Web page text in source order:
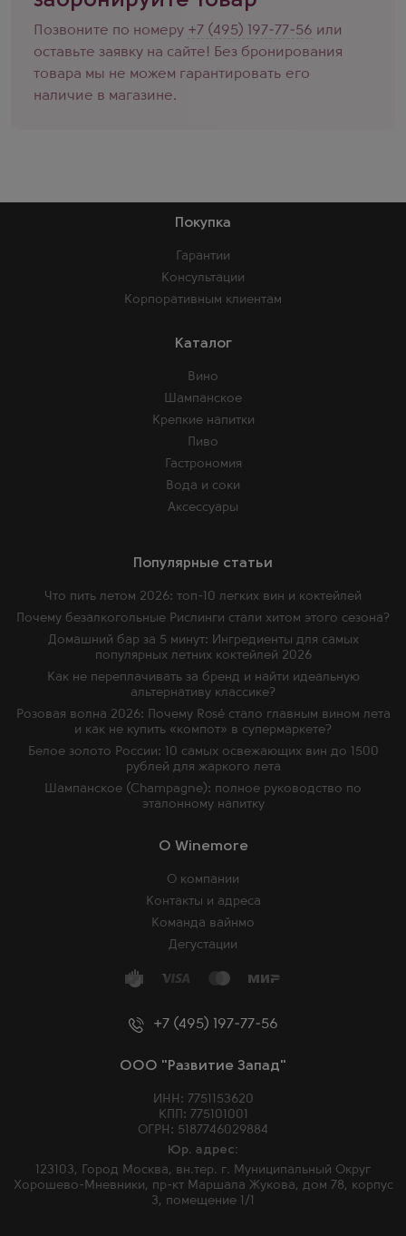
Позвоните по номеру +7 (495) 197-77-56 или
оставьте заявку на сайте! Без бронирования
товара мы не можем гарантировать его
наличие в магазине.
+7 (495) 197-77-56
ООО "Развитие Запад"
ИНН: 7751153620
КПП: 775101001
ОГРН: 5187746029884
Юр. адрес:
123103, Город Москва, вн.тер. г. Муниципальный Округ
Хорошево-Мневники, пр-кт Маршала Жукова, дом 78, корпус
3, помещение 1/1
O Winemore
О компании
Контакты и адреса
Команда вайнмо
Дегустации
Покупка
Гарантии
Консультации
Корпоративным клиентам
Каталог
Вино
Шампанское
Крепкие напитки
Пиво
Гастрономия
Вода и соки
Аксессуары
Популярные статьи
Что пить летом 2026: топ-10 легких вин и коктейлей
Почему безалкогольные Рислинги стали хитом этого сезона?
Домашний бар за 5 минут: Ингредиенты для самых
популярных летних коктейлей 2026
Как не переплачивать за бренд и найти идеальную
альтернативу классике?
Розовая волна 2026: Почему Rosé стало главным вином лета
и как не купить «компот» в супермаркете?
Белое золото России: 10 самых освежающих вин до 1500
рублей для жаркого лета
Шампанское (Champagne): полное руководство по
эталонному напитку